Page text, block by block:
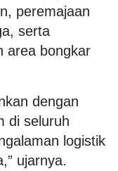
peremajaan
serta
area bongkar
dengan
di seluruh
logistik
ujarnya.